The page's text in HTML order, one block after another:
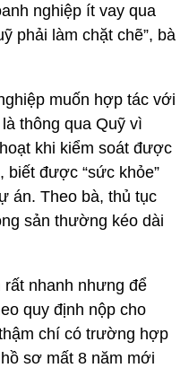
nghiệp ít vay qua
phải làm chặt chẽ”, bà
muốn hợp tác với
thông qua Quỹ vì
khi kiểm soát được
biết được “sức khỏe”
án. Theo bà, thủ tục
sản thường kéo dài
nhanh nhưng để
quy định nộp cho
chí có trường hợp
sơ mất 8 năm mới